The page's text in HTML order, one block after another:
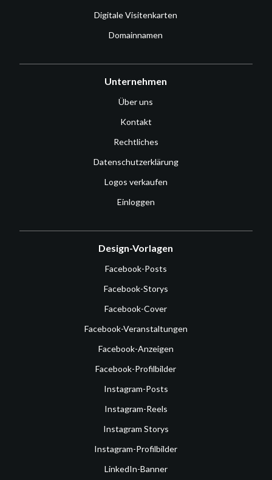
Digitale Visitenkarten
Domainnamen
Unternehmen
Über uns
Kontakt
Rechtliches
Datenschutzerklärung
Logos verkaufen
Einloggen
Design-Vorlagen
Facebook-Posts
Facebook-Storys
Facebook-Cover
Facebook-Veranstaltungen
Facebook-Anzeigen
Facebook-Profilbilder
Instagram-Posts
Instagram-Reels
Instagram Storys
Instagram-Profilbilder
LinkedIn-Banner